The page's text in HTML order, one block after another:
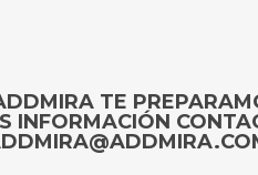
TE
INFORMACIÓN